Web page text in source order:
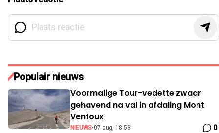
Populair nieuws
Voormalige Tour-vedette zwaar
gehavend na val in afdaling Mont
Ventoux
NIEUWS•07 aug, 18:53 0